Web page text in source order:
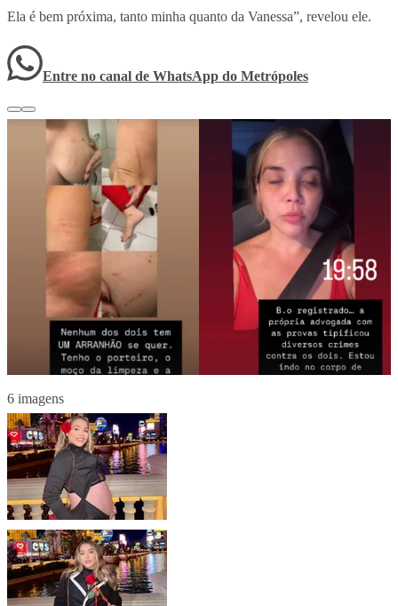
Ela é bem próxima, tanto minha quanto da Vanessa”, revelou ele.
Entre no canal de WhatsApp do Metrópoles
6 imagens